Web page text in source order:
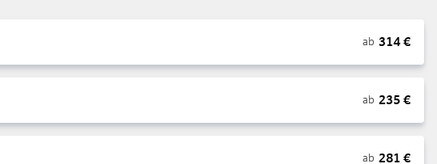
ab 314€
ab 235 €
ab 281 €